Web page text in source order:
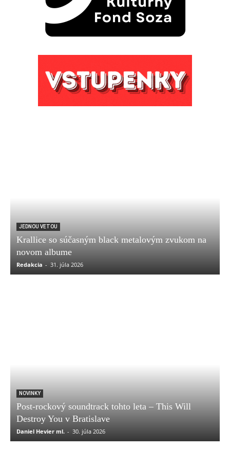
JEDNOU VETOU
Krallice so súčasným black metalovým zvukom na
novom albume
Redakcia - 31. júla 2026
NOVINKY
Post-rockový soundtrack tohto leta – This Will
Destroy You v Bratislave
Daniel Hevier ml. - 30. júla 2026